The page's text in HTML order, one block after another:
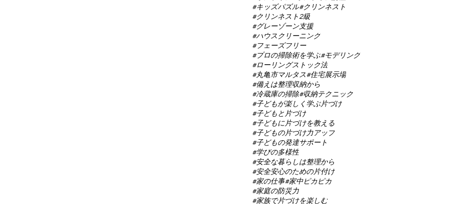
#キッズパズル#クリンネスト
#クリンネスト2級
#グレーゾーン支援
#ハウスクリーニング
#フェーズフリー
#プロの掃除術を学ぶ#モデリング
#ローリングストック法
#丸亀市マルタス#住宅展示場
#備えは整理収納から
#冷蔵庫の掃除#収納テクニック
#子どもが楽しく学ぶ片づけ
#子どもと片づけ
#子どもに片づけを教える
#子どもの片づけ力アップ
#子どもの発達サポート
#学びの多様性
#安全な暮らしは整理から
#安全安心のための片付け
#家の仕事#家中ピカピカ
#家庭の防災力
#家族で片づけを楽しむ